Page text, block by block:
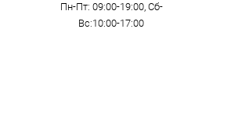
Пн-Пт: 09:00-19:00, Сб-
Вс:10:00-17:00